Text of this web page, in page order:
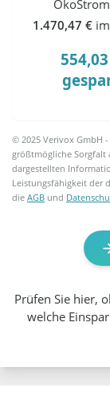
1.470,47 €
© 2025 Verivox GmbH
größtmögliche
dargestellten
Leistungsfähigkeit der
dieAGB und
Prüfen Sie hier,
welche